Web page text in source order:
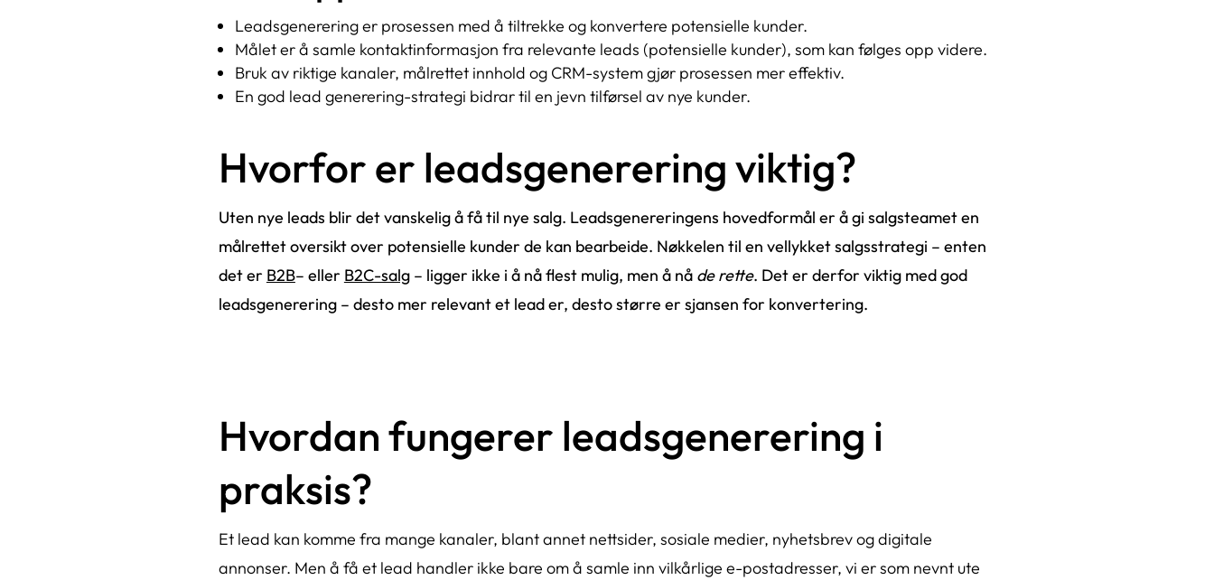
Leadsgenerering er prosessen med å tiltrekke og konvertere potensielle kunder.
Målet er å samle kontaktinformasjon fra relevante leads (potensielle kunder), som kan følges opp videre.
Bruk av riktige kanaler, målrettet innhold og CRM-system gjør prosessen mer effektiv.
En god lead generering-strategi bidrar til en jevn tilførsel av nye kunder.
Hvorfor er leadsgenerering viktig?
Uten nye leads blir det vanskelig å få til nye salg. Leadsgenereringens hovedformål er å gi salgsteamet en
målrettet oversikt over potensielle kunder de kan bearbeide. Nøkkelen til en vellykket salgsstrategi – enten
det er B2B– eller B2C-salg– ligger ikke i å nå flest mulig, men å nå de rette. Det er derfor viktig med god
leadsgenerering – desto mer relevant et lead er, desto større er sjansen for konvertering.
Hvordan fungerer leadsgenerering i
praksis?
Et lead kan komme fra mange kanaler, blant annet nettsider, sosiale medier, nyhetsbrev og digitale
annonser. Men å få et lead handler ikke bare om å samle inn vilkårlige e-postadresser, vi er som nevnt ute